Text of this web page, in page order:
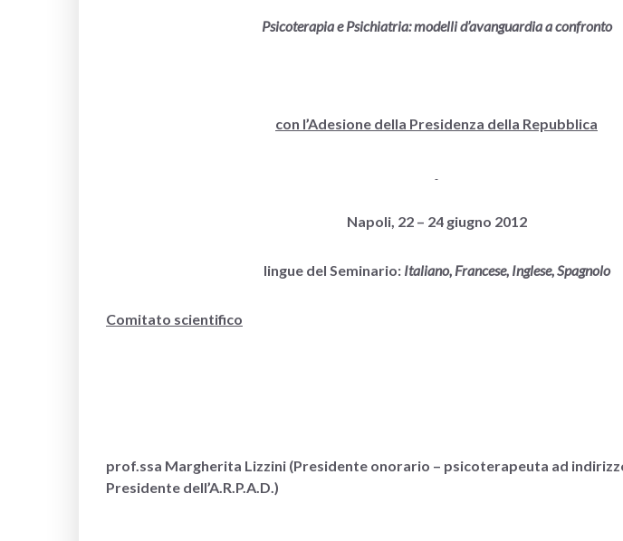
Psicoterapia e Psichiatria: modelli d’avanguardia a confronto
con l’Adesione della Presidenza della Repubblica
Napoli, 22 – 24 giugno 2012
lingue del Seminario: Italiano, Francese, Inglese, Spagnolo
Comitato scientifico
prof.ssa Margherita Lizzini (Presidente onorario – psicoterapeuta ad
Presidente dell’A.R.P.A.D.)